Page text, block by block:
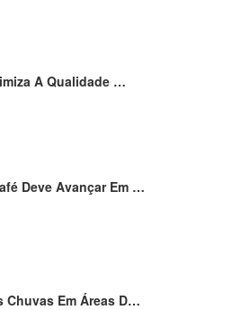
A Qualidade …
Deve Avançar Em …
Chuvas Em Áreas D…